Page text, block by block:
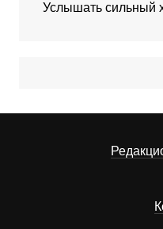
Услышать сильный